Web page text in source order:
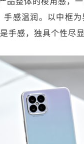
感温润。以中框
手感，独具个性尽显